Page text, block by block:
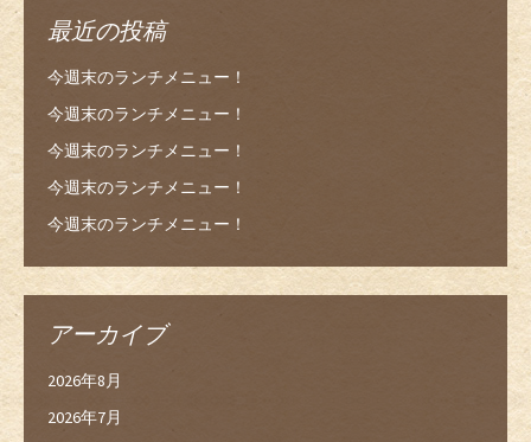
最近の投稿
今週末のランチメニュー！
今週末のランチメニュー！
今週末のランチメニュー！
今週末のランチメニュー！
今週末のランチメニュー！
アーカイブ
2026年8月
2026年7月